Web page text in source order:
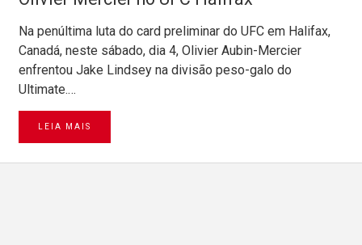
Na penúltima luta do card preliminar do UFC em Halifax,
Canadá, neste sábado, dia 4, Olivier Aubin-Mercier
enfrentou Jake Lindsey na divisão peso-galo do
Ultimate.…
LEIA MAIS